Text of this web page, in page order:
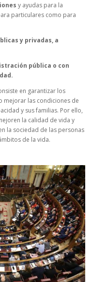
y ayudas para la
particulares como para
y privadas, a
pública o con
en garantizar los
mejorar las condiciones de
y sus familias. Por ello,
la calidad de vida y
la sociedad de las personas
de la vida.